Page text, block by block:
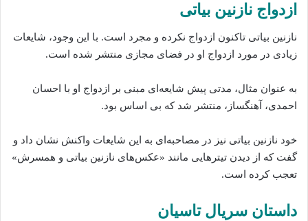
ازدواج نازنین بیاتی
نازنین بیاتی تاکنون ازدواج نکرده و مجرد است. با این وجود، شایعات
زیادی در مورد ازدواج او در فضای مجازی منتشر شده است.
به عنوان مثال، مدتی پیش شایعه‌ای مبنی بر ازدواج او با احسان
احمدی، آهنگساز، منتشر شد که بی اساس بود.
خود نازنین بیاتی نیز در مصاحبه‌ای به این شایعات واکنش نشان داد و
گفت که از دیدن تیترهایی مانند «عکس‌های نازنین بیاتی و همسرش»
تعجب کرده است.
داستان سریال تاسیان